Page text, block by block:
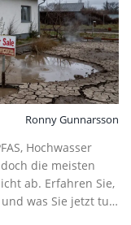
Ronny Gunnarsson
Hochwasser
die meisten
ab. Erfahren Sie,
was Sie jetzt tun